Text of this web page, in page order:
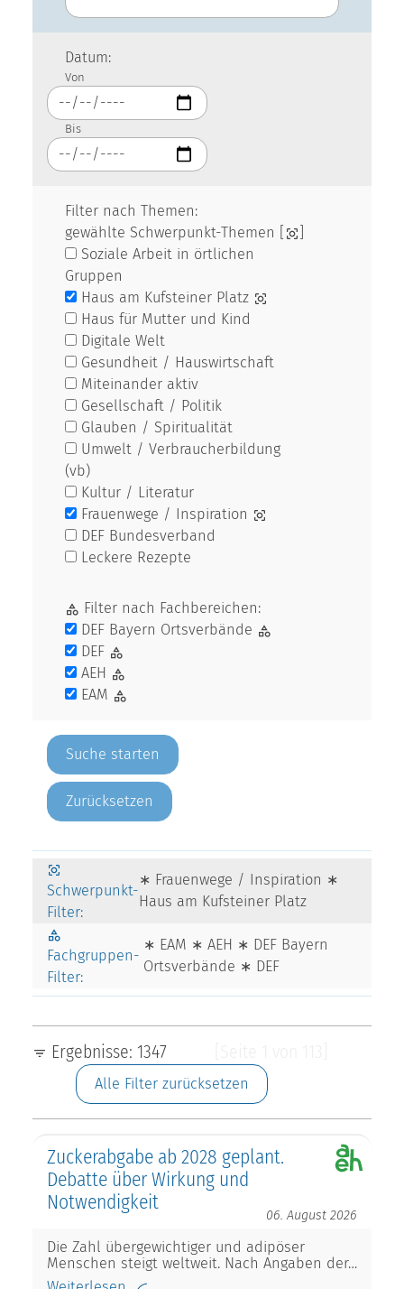
Datum:
Von
Bis
Filter nach Themen:
gewählte Schwerpunkt-Themen [
Soziale Arbeit in örtlichen
Gruppen
Haus am Kufsteiner Platz
Haus für Mutter und Kind
Digitale Welt
Gesundheit / Hauswirtschaft
Miteinander aktiv
Gesellschaft / Politik
Glauben / Spiritualität
Umwelt / Verbraucherbildung
(vb)
Kultur / Literatur
Frauenwege / Inspiration
DEF Bundesverband
Leckere Rezepte
Filter nach Fachbereichen:
DEF Bayern Ortsverbände
DEF
AEH
EAM
Zurücksetzen
Schwerpunkt-
Filter:
∗ Frauenwege / Inspiration ∗
Haus am Kufsteiner Platz
Fachgruppen-
Filter:
∗ EAM ∗ AEH ∗ DEF Bayern
Ortsverbände ∗ DEF
Ergebnisse: 1347
Alle Filter zurücksetzen
Zuckerabgabe ab 2028 geplant.
Debatte über Wirkung und
Notwendigkeit
06. August 2026
Die Zahl übergewichtiger und adipöser
Menschen steigt weltweit. Nach Angaben der…